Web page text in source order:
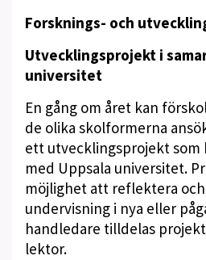
Forsknings- och
Utvecklingsprojekt i
universitet
En gång om året kan
de olika skolformerna
ett utvecklingsprojekt som
med Uppsala universitet.
möjlighet att reflektera
undervisning i nya eller
handledare tilldelas
lektor.